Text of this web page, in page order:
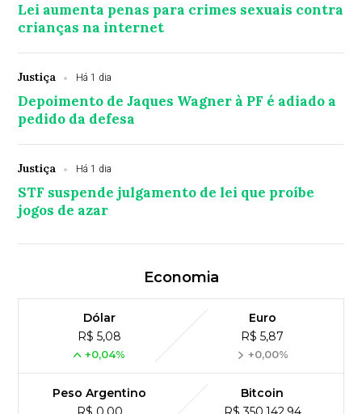
Lei aumenta penas para crimes sexuais contra
crianças na internet
Justiça Há 1 dia
Depoimento de Jaques Wagner à PF é adiado a
pedido da defesa
Justiça Há 1 dia
STF suspende julgamento de lei que proíbe
jogos de azar
Economia
Dólar
R$ 5,08
+0,04%
Euro
R$ 5,87
+0,00%
Peso Argentino
Bitcoin